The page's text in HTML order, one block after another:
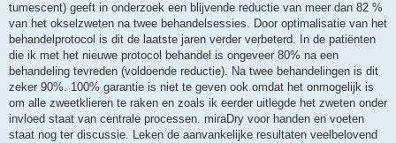
tumescent) geeft in onderzoek een blijvende reductie van meer dan 82 %
van het okselzweten na twee behandelsessies. Door optimalisatie van het
behandelprotocol is dit de laatste jaren verder verbeterd. In de patiënten
die ik met het nieuwe protocol behandel is ongeveer 80% na een
behandeling tevreden (voldoende reductie). Na twee behandelingen is dit
zeker 90%. 100% garantie is niet te geven ook omdat het onmogelijk is
om alle zweetklieren te raken en zoals ik eerder uitlegde het zweten onder
invloed staat van centrale processen. miraDry voor handen en voeten
staat nog ter discussie. Leken de aanvankelijke resultaten veelbelovend